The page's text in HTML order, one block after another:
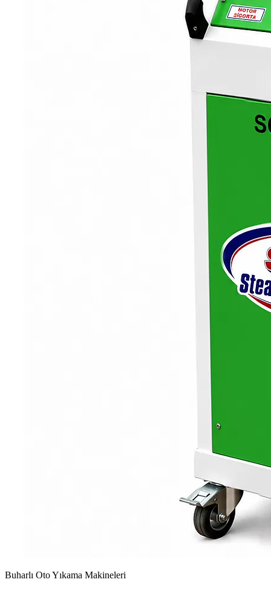
Buharlı Oto Yıkama Makineleri